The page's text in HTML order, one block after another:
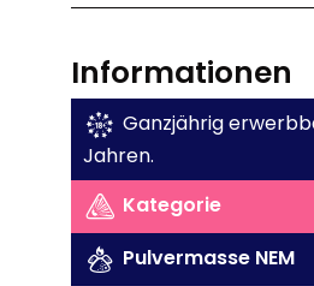
Informationen
Ganzjährig
Jahren.
Kategorie
Pulvermasse NEM